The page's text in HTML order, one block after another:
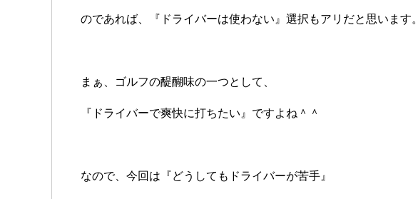
のであれば、『ドライバーは使わない』選択もアリだと思います。
まぁ、ゴルフの醍醐味の一つとして、
『ドライバーで爽快に打ちたい』ですよね＾＾
なので、今回は『どうしてもドライバーが苦手』